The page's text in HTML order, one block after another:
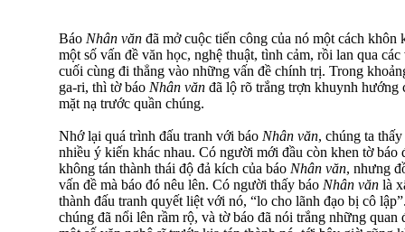
Báo Nhân văn đã mở cuộc tiến công của nó một cách khôn
một số vấn đề văn học, nghệ thuật, tình cảm, rồi lan qua
cuối cùng đi thẳng vào những vấn đề chính trị. Trong
ga-ri, thì tờ báo Nhân văn đã lộ rõ trắng trợn khuynh hướng
mặt nạ trước quần chúng.
Nhớ lại quá trình đấu tranh với báo Nhân văn, chúng ta
nhiều ý kiến khác nhau. Có người mới đầu còn khen tờ báo
không tán thành thái độ đả kích của báo Nhân văn, nhưng
vấn đề mà báo đó nêu lên. Có người thấy báo Nhân văn là
thành đấu tranh quyết liệt với nó, “lo cho lãnh đạo bị cô
chúng đã nổi lên rầm rộ, và tờ báo đã nói trắng những